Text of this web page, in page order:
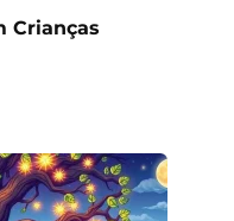
Crianças